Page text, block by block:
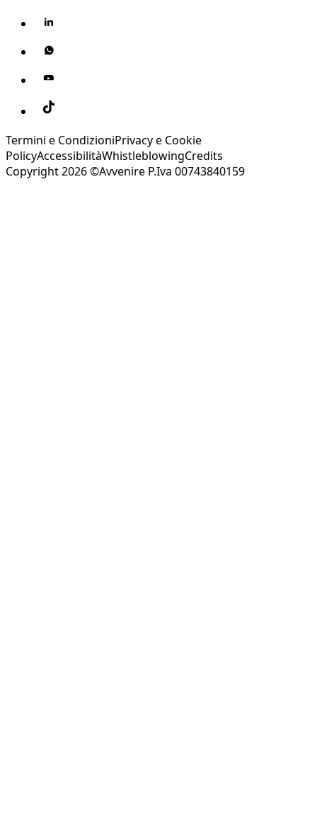
Termini e CondizioniPrivacy e Cookie
PolicyAccessibilitàWhistleblowingCredits
Copyright 2026 ©Avvenire P.Iva 00743840159